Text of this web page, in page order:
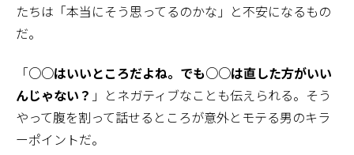
たちは「本当にそう思ってるのかな」と不安になるもの
だ。
「○○はいいところだよね。でも○○は直した方がいい
んじゃない？ 」とネガティブなことも伝えられる。そう
やって腹を割って話せるところが意外とモテる男のキラ
ーポイントだ。